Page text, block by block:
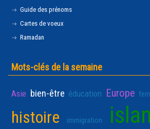
Guide des prénoms
Cartes de voeux
Ramadan
Mots-clés de la semaine
Asie bien-être éducation Europe
histoire immigration